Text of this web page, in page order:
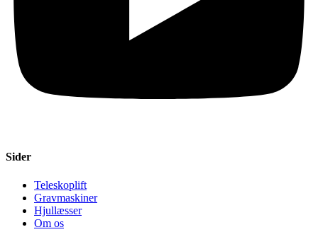
Sider
Teleskoplift
Gravmaskiner
Hjullæsser
Om os